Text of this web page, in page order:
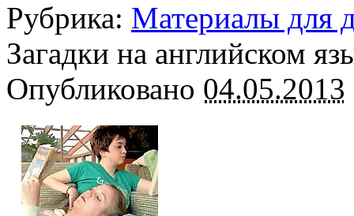
Рубрика: Материалы для
Загадки на английском
Опубликовано 04.05.2013